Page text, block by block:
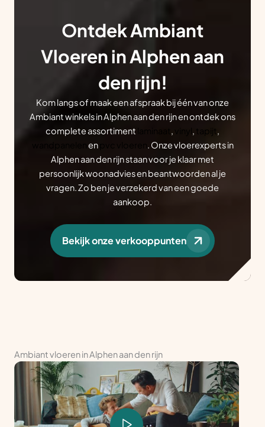
Ontdek Ambiant
Vloeren in Alphen aan
den rijn!
Kom langs of maak een afspraak bij één van onze
Ambiant winkels in Alphen aan den rijn en ontdek ons
complete assortiment
, , tapijt ,
en
. Onze vloerexperts in
Alphen aan den rijn staan voor je klaar met
persoonlijk woonadvies en beantwoorden al je
vragen. Zo ben je verzekerd van een goede
aankoop.
Bekijk onze verkooppunten
Ambiant vloeren in Alphen aan den rijn